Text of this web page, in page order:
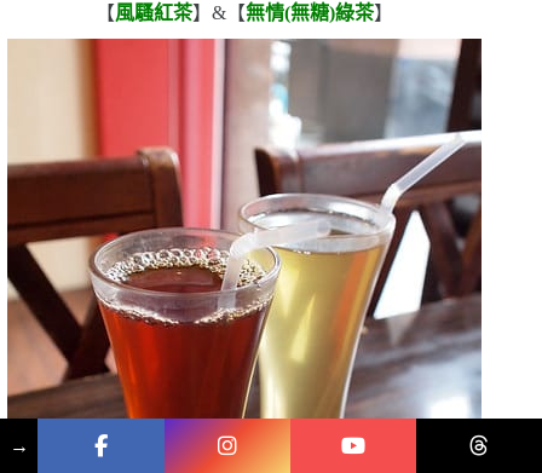
【風騷紅茶】 &【無情(無糖)綠茶】
→